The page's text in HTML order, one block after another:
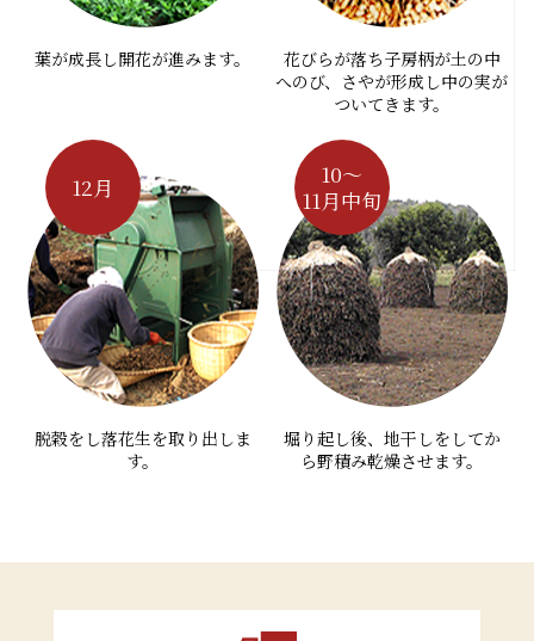
葉が成長し開花が進みます。
花びらが落ち子房柄が土の中
へのび、さやが形成し中の実が
ついてきます。
12月
脱穀をし落花生を取り出しま
す。
10～
11月中旬
堀り起し後、地干しをしてか
ら野積み乾燥させます。